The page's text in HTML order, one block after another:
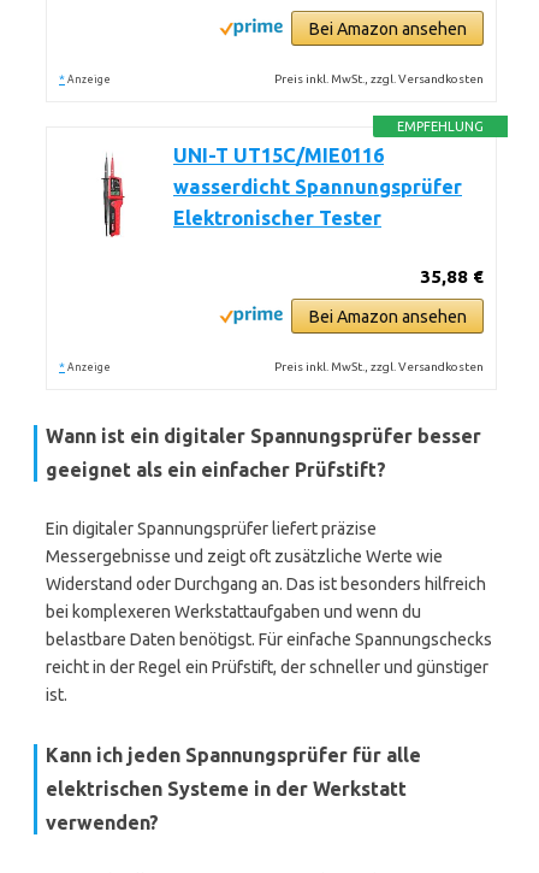
Bei Amazon ansehen
* Anzeige Preis inkl. MwSt., zzgl. Versandkosten
EMPFEHLUNG
UNI-T UT15C/MIE0116
wasserdicht Spannungsprüfer
Elektronischer Tester
35,88 €
Bei Amazon ansehen
* Anzeige Preis inkl. MwSt., zzgl. Versandkosten
Wann ist ein digitaler Spannungsprüfer besser
geeignet als ein einfacher Prüfstift?
Ein digitaler Spannungsprüfer liefert präzise
Messergebnisse und zeigt oft zusätzliche Werte wie
Widerstand oder Durchgang an. Das ist besonders hilfreich
bei komplexeren Werkstattaufgaben und wenn du
belastbare Daten benötigst. Für einfache Spannungschecks
reicht in der Regel ein Prüfstift, der schneller und günstiger
ist.
Kann ich jeden Spannungsprüfer für alle
elektrischen Systeme in der Werkstatt
verwenden?